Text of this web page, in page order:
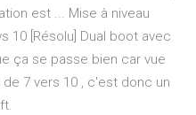
est ... Mise à niveau
10 [Résolu] Dual boot avec
ça se passe bien car vue
7 vers 10 , c'est donc un